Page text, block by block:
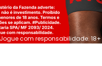
Jogue com responsabilidade. 18+